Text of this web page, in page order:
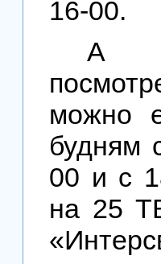
16-00.
А
можно
будням
00 и с
на 25